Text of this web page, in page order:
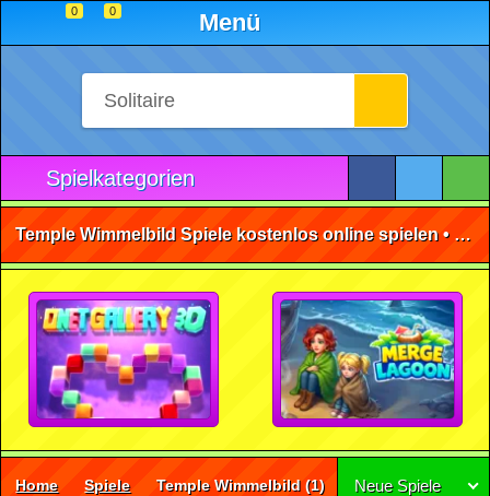
0 0 Menü
Spielkategorien
Temple Wimmelbild Spiele kostenlos online spielen • ohne Anmeldung 🕹️
Home Spiele Temple Wimmelbild (1) Neue Spiele